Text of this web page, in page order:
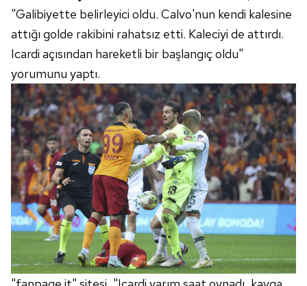
almak için lütfentıklayınız.
"Galibiyette belirleyici oldu. Calvo'nun kendi kalesine
attığı golde rakibini rahatsız etti. Kaleciyi de attırdı.
Icardi açısından hareketli bir başlangıç oldu"
yorumunu yaptı.